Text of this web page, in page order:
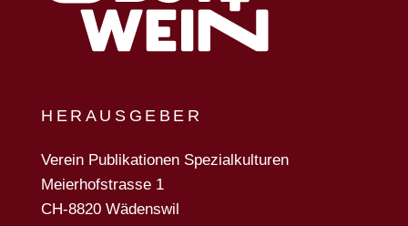
HERAUSGEBER
Verein Publikationen Spezialkulturen
Meierhofstrasse 1
CH-8820 Wädenswil